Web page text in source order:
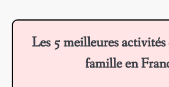
Les 5 meilleures
famille en